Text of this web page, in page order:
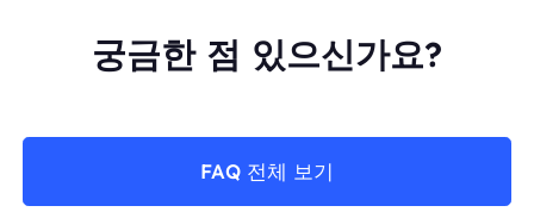
궁금한 점 있으신가요?
FAQ 전체 보기